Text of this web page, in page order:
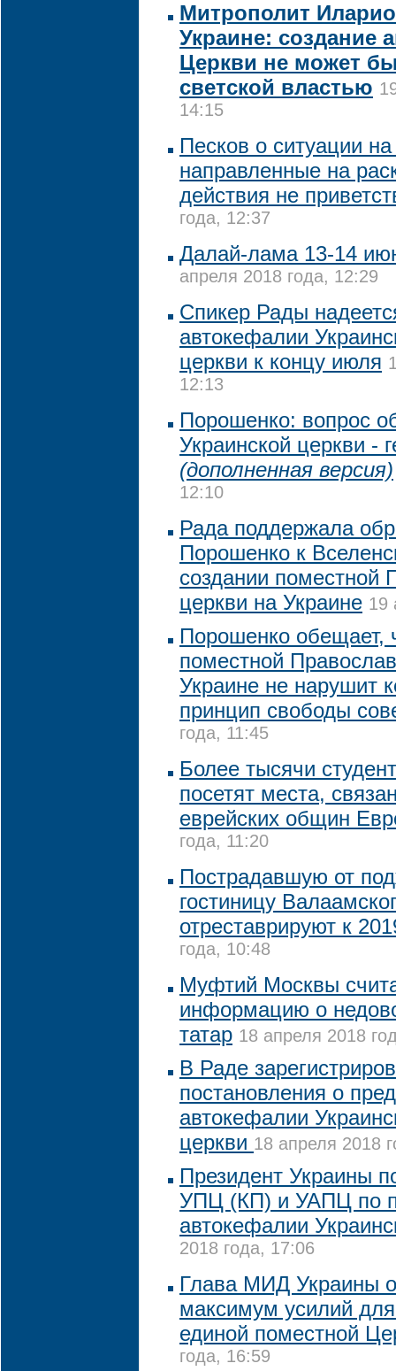
Митрополит
Украине: создание
Церкви не может
светской властью
14:15
Песков о ситуации
направленные на
действия не
года, 12:37
Далай-лама 13-14
апреля 2018 года, 12:29
Спикер Рады
автокефалии
церкви к концу июля
12:13
Порошенко: вопрос
Украинской церкви -
(дополненная версия)
12:10
Рада поддержала
Порошенко к
создании поместной
церкви на Украине 19
Порошенко обещает,
поместной
Украине не нарушит
принцип свободы
года, 11:45
Более тысячи
посетят места,
еврейских общин
года, 11:20
Пострадавшую от
гостиницу
отреставрируют к
года, 10:48
Муфтий Москвы
информацию о
татар 18 апреля 2018
В Раде
постановления о
автокефалии
церкви 18 апреля 2018
Президент Украины
УПЦ (КП) и УАПЦ по
автокефалии
2018 года, 17:06
Глава МИД Украины
максимум усилий
единой поместной
года, 16:59